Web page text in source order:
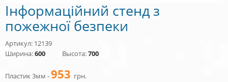
Інформаційний стенд з
пожежної безпеки
Артикул: 12139
Ширина:600 Высота:700
Пластик 3мм -953 грн.